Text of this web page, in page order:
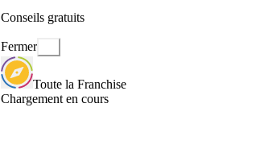
Conseils gratuits
Fermer
Toute la Franchise
Chargement en cours